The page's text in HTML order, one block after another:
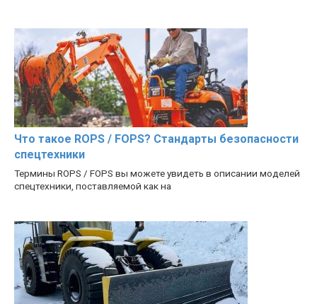
Что такое ROPS / FOPS? Стандарты безопасности
спецтехники
Термины ROPS / FOPS вы можете увидеть в описании моделей
спецтехники, поставляемой как на